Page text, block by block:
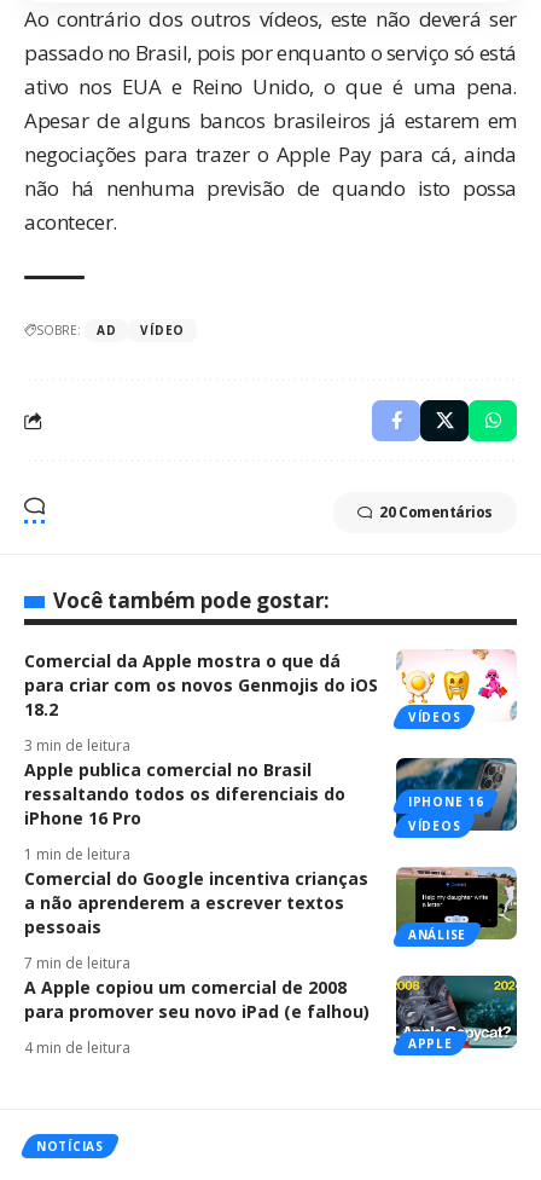
Ao contrário dosoutros vídeos, este não deverá ser
passado no Brasil, pois por enquanto o serviço só está
ativo nos EUA e Reino Unido, o que é uma pena.
Apesar de alguns bancos brasileiros já estarem em
negociações para trazer o Apple Pay para cá, ainda
não há nenhuma previsão de quando isto possa
acontecer.
SOBRE: AD VÍDEO
20 Comentários
Você também pode gostar:
VÍDEOS
Comercial da Apple mostra o que dá
para criar com os novos Genmojis do iOS
18.2
3 min de leitura
IPHONE 16
VÍDEOS
Apple publica comercial no Brasil
ressaltando todos os diferenciais do
iPhone 16 Pro
1 min de leitura
ANÁLISE
Comercial do Google incentiva crianças
a não aprenderem a escrever textos
pessoais
7 min de leitura
APPLE
A Apple copiou um comercial de 2008
para promover seu novo iPad (e falhou)
4 min de leitura
NOTÍCIAS